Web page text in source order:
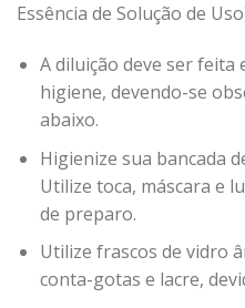
Essência de Solução de
A diluição deve ser feita
higiene, devendo-se
abaixo.
Higienize sua bancada
Utilize toca, máscara e
de preparo.
Utilize frascos de vidro
conta-gotas e lacre,